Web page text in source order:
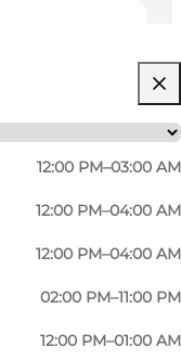
12:00 PM–03:00 AM
12:00 PM–04:00 AM
12:00 PM–04:00 AM
02:00 PM–11:00 PM
12:00 PM–01:00 AM
Ølhunden,